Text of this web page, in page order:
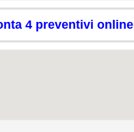
4 preventivi online